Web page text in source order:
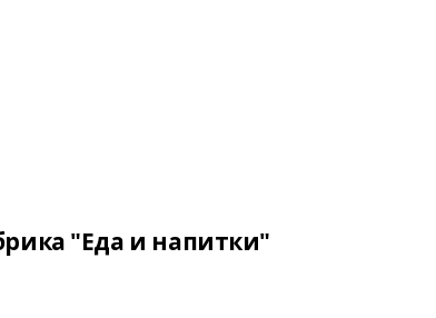
"Еда и напитки"